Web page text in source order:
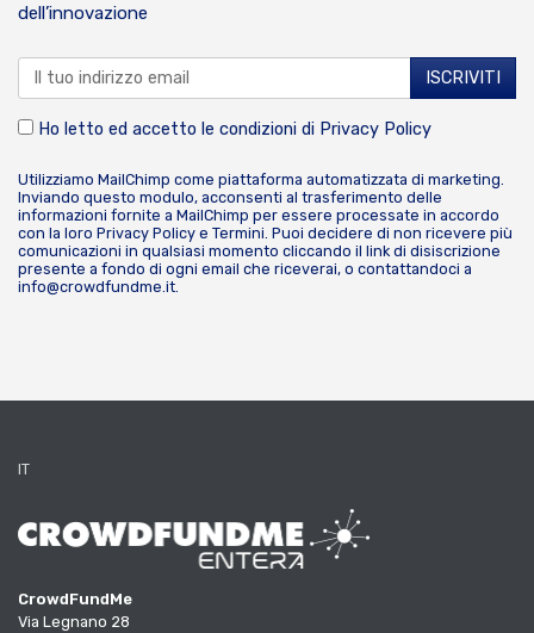
dell’innovazione
Ho letto ed accetto le condizioni di Privacy Policy
Utilizziamo MailChimp come piattaforma automatizzata di marketing.
Inviando questo modulo, acconsenti al trasferimento delle
informazioni fornite a MailChimp per essere processate in accordo
con la loro Privacy Policy e Termini. Puoi decidere di non ricevere più
comunicazioni in qualsiasi momento cliccando il link di disiscrizione
presente a fondo di ogni email che riceverai, o contattandoci a
info@crowdfundme.it.
IT
CrowdFundMe
Via Legnano 28